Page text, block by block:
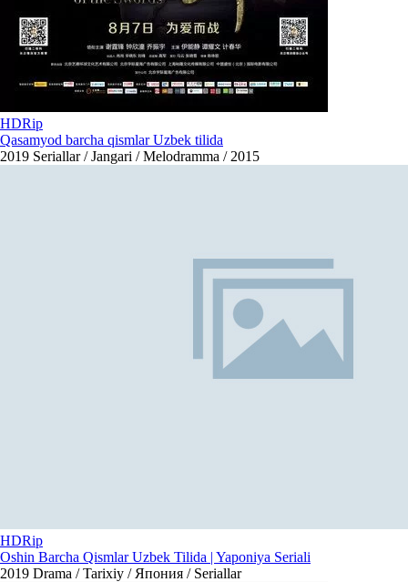
HDRip
Qasamyod barcha qismlar Uzbek tilida
2019 Seriallar / Jangari / Melodramma / 2015
HDRip
Oshin Barcha Qismlar Uzbek Tilida | Yaponiya Seriali
2019 Drama / Tarixiy / Япония / Seriallar